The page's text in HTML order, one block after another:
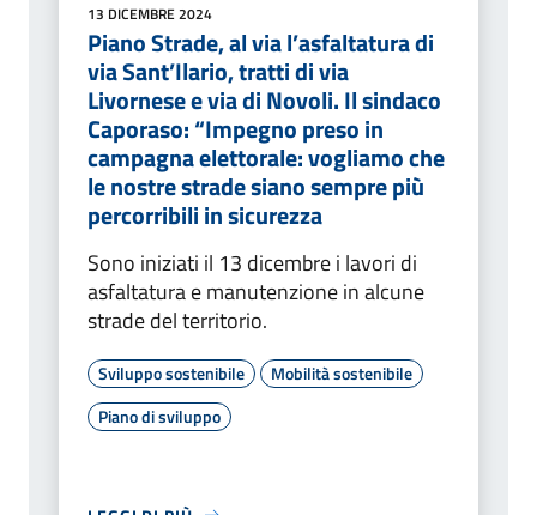
13 DICEMBRE 2024
Piano Strade, al via l’asfaltatura di
via Sant’Ilario, tratti di via
Livornese e via di Novoli. Il sindaco
Caporaso: “Impegno preso in
campagna elettorale: vogliamo che
le nostre strade siano sempre più
percorribili in sicurezza
Sono iniziati il 13 dicembre i lavori di
asfaltatura e manutenzione in alcune
strade del territorio.
Sviluppo sostenibile
Mobilità sostenibile
Piano di sviluppo